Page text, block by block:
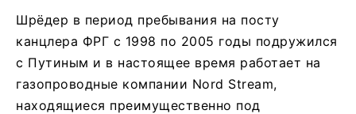
Шрёдер в период пребывания на посту
канцлера ФРГ с 1998 по 2005 годы подружился
с Путиным и в настоящее время работает на
газопроводные компании Nord Stream,
находящиеся преимущественно под